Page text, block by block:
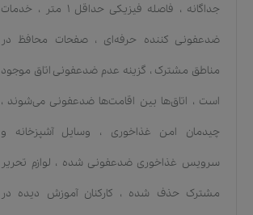
جداگانه ، فاصله فیزیکی حداقل ۱ متر ، خدمات
ضدعفونی کننده حرفه‌ای ، صفحات محافظ در
مناطق مشترک ، گزینه عدم ضدعفونی اتاق موجود
است ، اتاق‌ها بین اقامت‌ها ضدعفونی می‌شوند ،
چیدمان امن غذاخوری ،
وسایل آشپزخانه و
سرویس غذاخوری ضدعفونی شده ، لوازم تحریر
مشترک حذف شده ، کارکنان آموزش دیده در